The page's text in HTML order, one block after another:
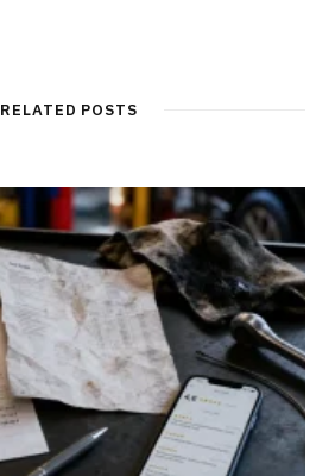
RELATED POSTS